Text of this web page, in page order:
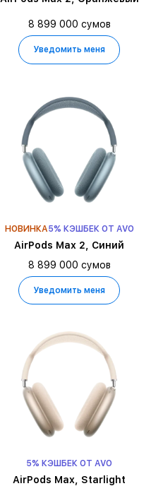
8 899 000 сумов
Уведомить меня
НОВИНКА5% КЭШБЕК ОТ AVO
AirPods Max 2, Синий
8 899 000 сумов
Уведомить меня
5% КЭШБЕК ОТ AVO
AirPods Max, Starlight